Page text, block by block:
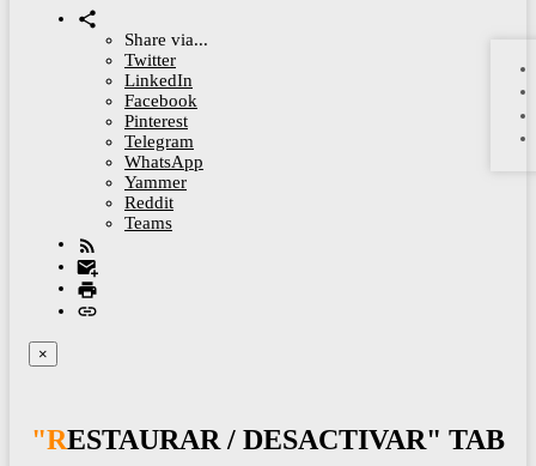
Share via...
Twitter
LinkedIn
Facebook
Pinterest
Telegram
WhatsApp
Yammer
Reddit
Teams
×
"RESTAURAR / DESACTIVAR" TAB